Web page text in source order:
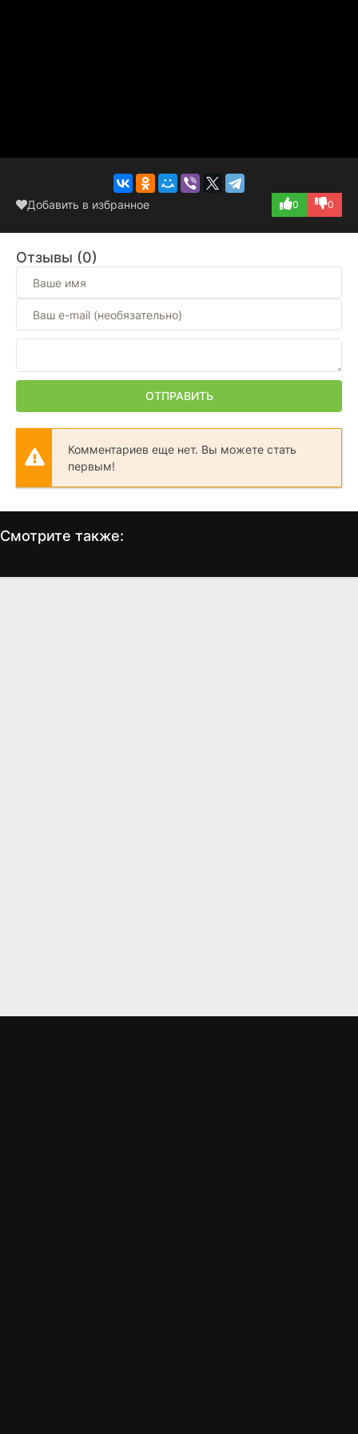
Добавить в избранное 0 0
Отзывы (0)
ОТПРАВИТЬ
Комментариев еще нет. Вы можете стать
первым!
Смотрите также:
Любовь, сбивающая с ног Майкл Клейтон